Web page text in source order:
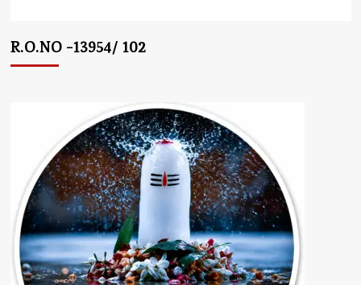
R.O.NO -13954/ 102